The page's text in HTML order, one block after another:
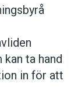
ta hand
in för att